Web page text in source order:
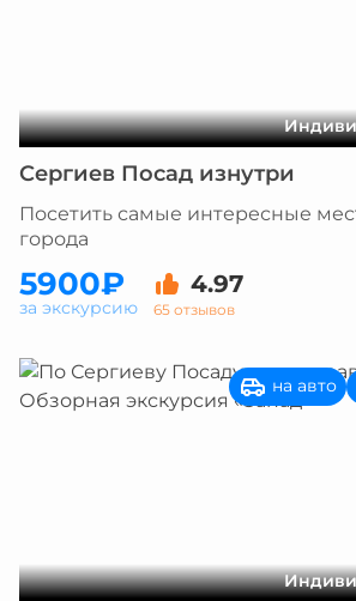
Сергиев Посад изнутри
Посетить самые интересные
города
5900₽ 4.97
65 отзывов
за экскурсию
на авто